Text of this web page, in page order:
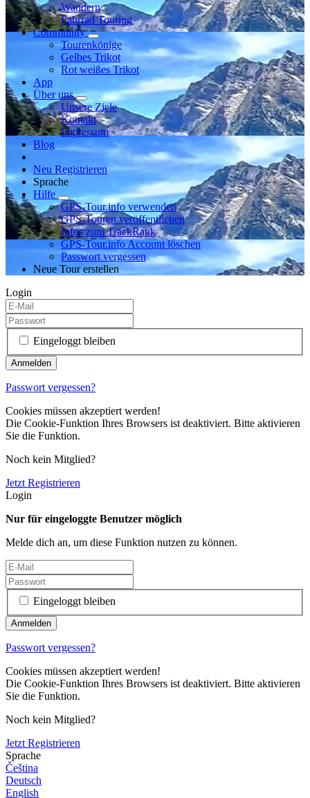
Wandern
Fahrrad Touring
Community
Tourenkönige
Gelbes Trikot
Rot weißes Trikot
App
Über uns
Unsere Ziele
Kontakt
Impressum
Blog
Neu Registrieren
Sprache
Hilfe
GPS-Tour.info verwenden
GPS-Touren veröffentlichen
Infos zum TrackRank
GPS-Tour.info Account löschen
Passwort vergessen
Neue Tour erstellen
Login
Eingeloggt bleiben
Passwort vergessen?
Cookies müssen akzeptiert werden!
Die Cookie-Funktion Ihres Browsers ist deaktiviert. Bitte aktivieren
Sie die Funktion.
Noch kein Mitglied?
Jetzt Registrieren
Login
Nur für eingeloggte Benutzer möglich
Melde dich an, um diese Funktion nutzen zu können.
Eingeloggt bleiben
Passwort vergessen?
Cookies müssen akzeptiert werden!
Die Cookie-Funktion Ihres Browsers ist deaktiviert. Bitte aktivieren
Sie die Funktion.
Noch kein Mitglied?
Jetzt Registrieren
Sprache
Čeština
Deutsch
English